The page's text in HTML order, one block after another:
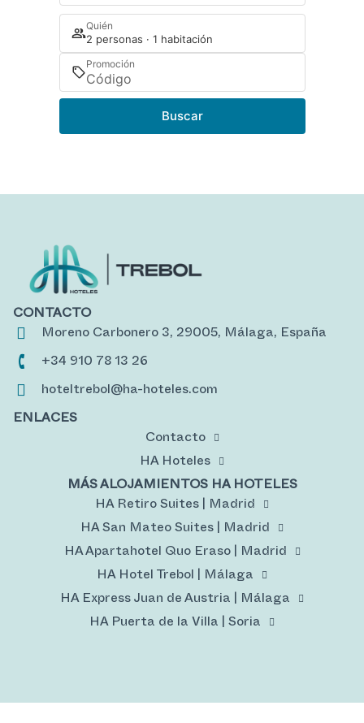
Quién
2 personas · 1 habitación
Promoción
Buscar
CONTACTO
Moreno Carbonero 3, 29005, Málaga, España
+34 910 78 13 26
hoteltrebol@ha-hoteles.com
ENLACES
Contacto
HA Hoteles
MÁS ALOJAMIENTOS HA HOTELES
HA Retiro Suites | Madrid
HA San Mateo Suites | Madrid
HA Apartahotel Quo Eraso | Madrid
HA Hotel Trebol | Málaga
HA Express Juan de Austria | Málaga
HA Puerta de la Villa | Soria